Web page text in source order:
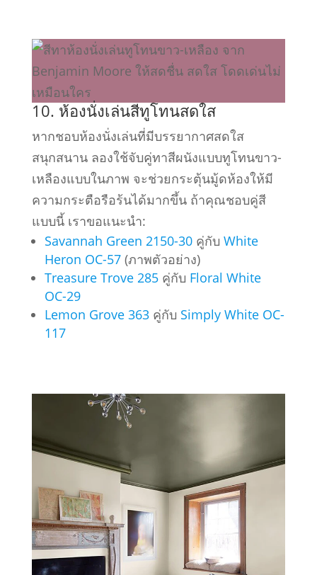
10. ห้องนั่งเล่นสีทูโทนสดใส
หากชอบห้องนั่งเล่นที่มีบรรยากาศสดใส
สนุกสนาน ลองใช้จับคู่ทาสีผนังแบบทูโทนขาว-
เหลืองแบบในภาพ จะช่วยกระตุ้นมู้ดห้องให้มี
ความกระตือรือร้นได้มากขึ้น ถ้าคุณชอบคู่สี
แบบนี้ เราขอแนะนำ:
Savannah Green 2150-30คู่กับ White
Heron OC-57(ภาพตัวอย่าง)
Treasure Trove 285คู่กับ Floral White
OC-29
Lemon Grove 363คู่กับ Simply White OC-
117